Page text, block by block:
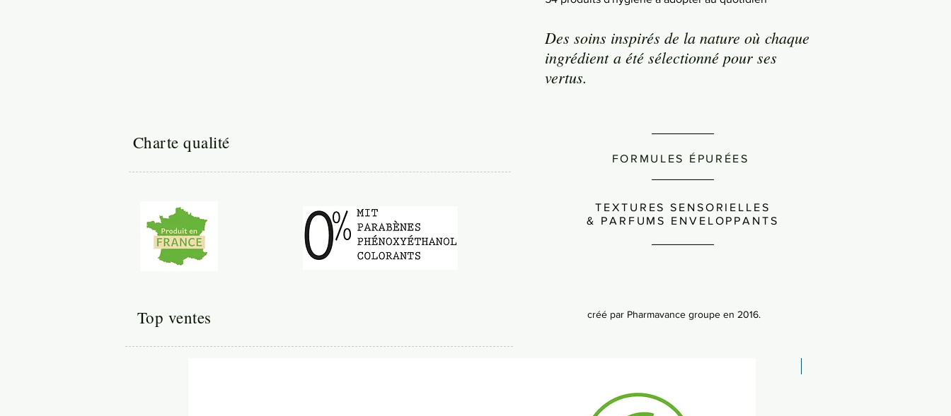
Charte qualité
Top ventes créé par Pharmavance groupe en 2016.
Des soins inspirés de la nature où chaque
ingrédient a été sélectionné pour ses
vertus.
FORMULES ÉPURÉES
TEXTURES SENSORIELLES
& PARFUMS ENVELOPPANTS